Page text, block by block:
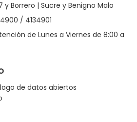
y Borrero | Sucre y Benigno Malo
/ 4134901
de Lunes a Viernes de 8:00 a
de datos abiertos